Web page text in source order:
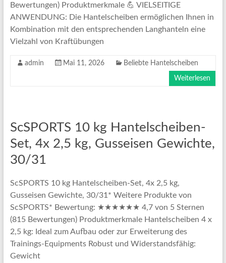
Bewertungen) Produktmerkmale 💪 VIELSEITIGE
ANWENDUNG: Die Hantelscheiben ermöglichen Ihnen in
Kombination mit den entsprechenden Langhanteln eine
Vielzahl von Kraftübungen
admin Mai 11, 2026 Beliebte Hantelscheiben
Weiterlesen
ScSPORTS 10 kg Hantelscheiben-
Set, 4x 2,5 kg, Gusseisen Gewichte,
30/31
ScSPORTS 10 kg Hantelscheiben-Set, 4x 2,5 kg,
Gusseisen Gewichte, 30/31* Weitere Produkte von
ScSPORTS* Bewertung: ★★★★★★ 4,7 von 5 Sternen
(815 Bewertungen) Produktmerkmale Hantelscheiben 4 x
2,5 kg: Ideal zum Aufbau oder zur Erweiterung des
Trainings-Equipments Robust und Widerstandsfähig:
Gewicht